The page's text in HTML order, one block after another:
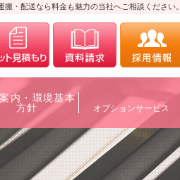
・配送なら料金も魅力の当社へご相談ください。
0120-700088メールにてお問合せ
内・環境基本
方針
オプションサービス